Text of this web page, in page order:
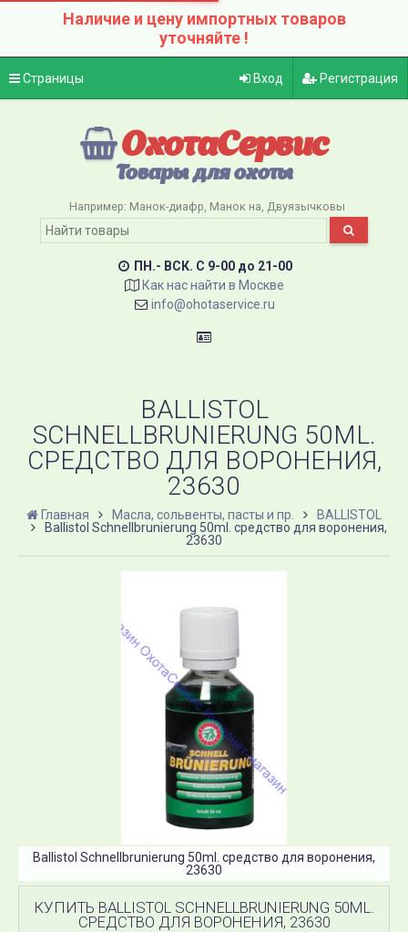
Наличие и цену импортных товаров
уточняйте !
Страницы Вход Регистрация
ОхотаСервис
Товары для охоты
Например: Манок-диафр Манок на Двуязычковы
ПН.- ВСК. C 9-00 до 21-00
Как нас найти в Москве
info@ohotaservice.ru
BALLISTOL
SCHNELLBRUNIERUNG 50ML.
СРЕДСТВО ДЛЯ ВОРОНЕНИЯ,
23630
Главная Масла, сольвенты, пасты и пр.
BALLISTOL
Ballistol Schnellbrunierung 50ml. средство для воронения,
23630
Ballistol Schnellbrunierung 50ml. средство для воронения,
23630
КУПИТЬ BALLISTOL SCHNELLBRUNIERUNG 50ML.
СРЕДСТВО ДЛЯ ВОРОНЕНИЯ, 23630